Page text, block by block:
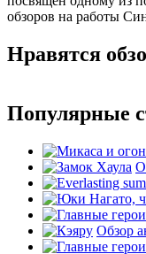
обзоров на работы
Нравятся
Популярные
Обзор